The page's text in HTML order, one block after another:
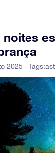
noites
2025 - Tags: